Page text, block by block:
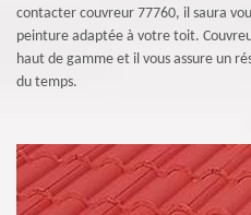
contacter couvreur 77760, il saura
peinture adaptée à votre toit.
haut de gamme et il vous assure un
du temps.